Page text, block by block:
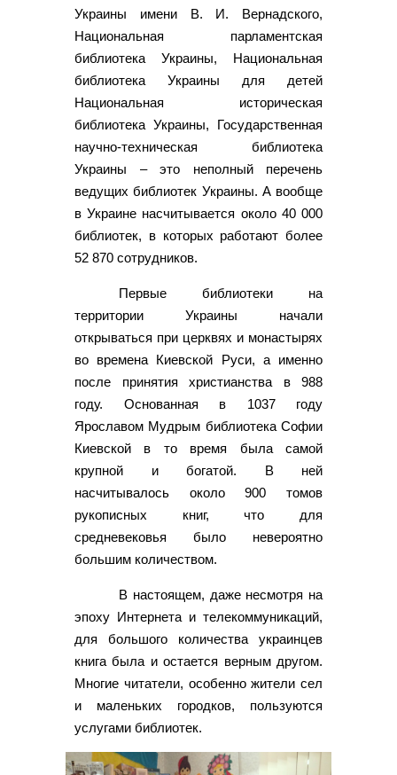
Украины имени В. И. Вернадского,
Национальная парламентская
библиотека Украины, Национальная
библиотека Украины для детей
Национальная историческая
библиотека Украины, Государственная
научно-техническая библиотека
Украины – это неполный перечень
ведущих библиотек Украины. А вообще
в Украине насчитывается около 40 000
библиотек, в которых работают более
52 870 сотрудников.
Первые библиотеки на
территории Украины начали
открываться при церквях и монастырях
во времена Киевской Руси, а именно
после принятия христианства в 988
году. Основанная в 1037 году
Ярославом Мудрым библиотека Софии
Киевской в то время была самой
крупной и богатой. В ней
насчитывалось около 900 томов
рукописных книг, что для
средневековья было невероятно
большим количеством.
В настоящем, даже несмотря на
эпоху Интернета и телекоммуникаций,
для большого количества украинцев
книга была и остается верным другом.
Многие читатели, особенно жители сел
и маленьких городков, пользуются
услугами библиотек.